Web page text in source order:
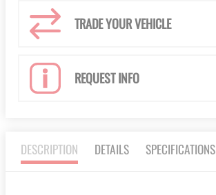
TRADE YOUR VEHICLE
REQUEST INFO
DESCRIPTION DETAILS SPECIFICATIONS